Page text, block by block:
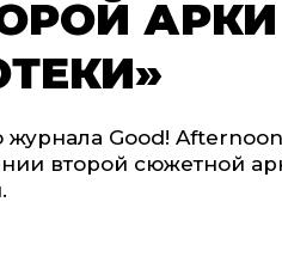
Good! Afternoon
второй сюжетной